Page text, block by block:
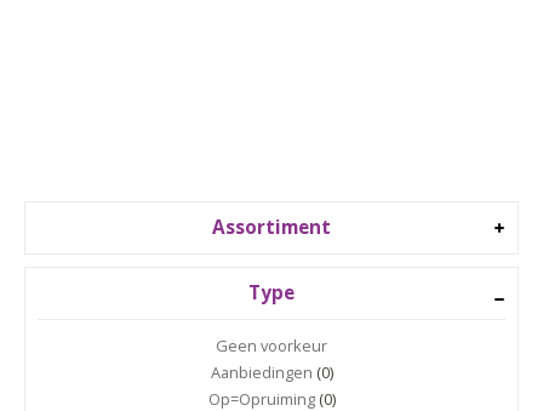
Assortiment
Type
Geen voorkeur
Aanbiedingen (0)
Op=Opruiming(0)